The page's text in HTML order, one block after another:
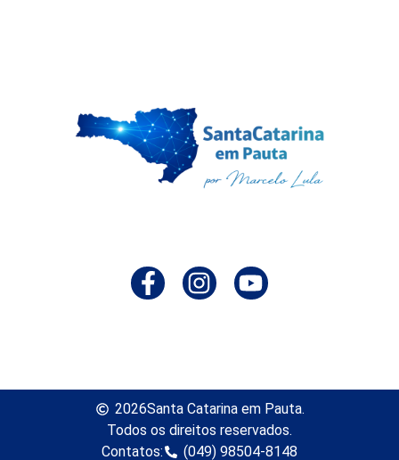
2026Santa Catarina em Pauta.
Todos os direitos reservados.
Contatos:
(049) 98504-8148